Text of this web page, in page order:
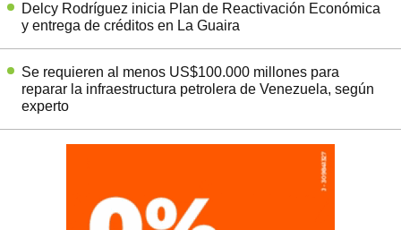
Delcy Rodríguez inicia Plan de Reactivación Económica
y entrega de créditos en La Guaira
Se requieren al menos US$100.000 millones para
reparar la infraestructura petrolera de Venezuela, según
experto